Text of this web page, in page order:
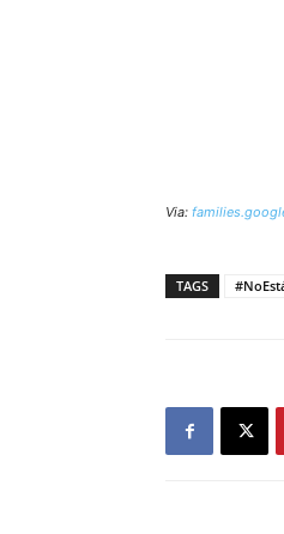
Via:
TAGS